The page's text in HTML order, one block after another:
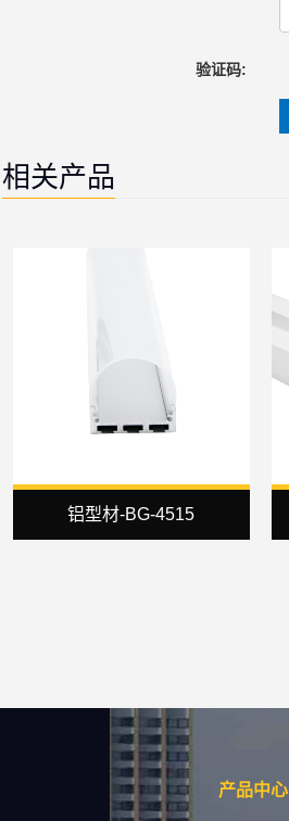
验证码:
相关产品
铝型材-BG-4515
产品中心